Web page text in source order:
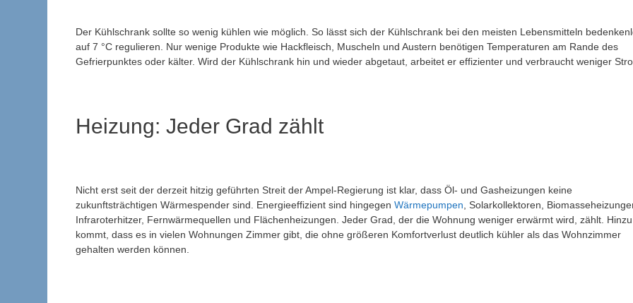
Der Kühlschrank sollte so wenig kühlen wie möglich. So lässt sich der Kühlschrank bei den meisten Lebensmitteln
auf 7 °C regulieren. Nur wenige Produkte wie Hackfleisch, Muscheln und Austern benötigen Temperaturen am Rande des
Gefrierpunktes oder kälter. Wird der Kühlschrank hin und wieder abgetaut, arbeitet er effizienter und verbraucht weniger
Heizung: Jeder Grad zählt
Nicht erst seit der derzeit hitzig geführten Streit der Ampel-Regierung ist klar, dass Öl- und Gasheizungen keine
zukunftsträchtigen Wärmespender sind. Energieeffizient sind hingegen Wärmepumpen , Solarkollektoren,
Infraroterhitzer, Fernwärmequellen und Flächenheizungen. Jeder Grad, der die Wohnung weniger erwärmt wird, zählt. Hinzu
kommt, dass es in vielen Wohnungen Zimmer gibt, die ohne größeren Komfortverlust deutlich kühler als das Wohnzimmer
gehalten werden können.